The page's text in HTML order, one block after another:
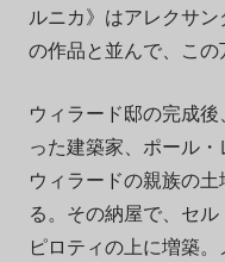
ルニカ》はアレクサ
の作品と並んで、この
ウィラード邸の完成
った建築家、ポール・
ウィラードの親族の
る。その納屋で、セ
ピロティの上に増築